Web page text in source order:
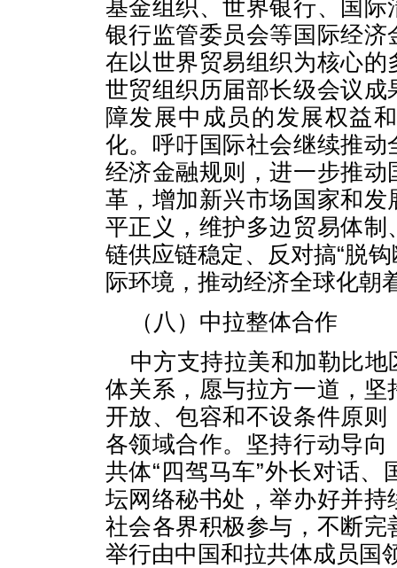
基金组织、世界银行、国
银行监管委员会等国际经
在以世界贸易组织为核心
世贸组织历届部长级会议
障发展中成员的发展权益
化。呼吁国际社会继续推
经济金融规则，进一步推
革，增加新兴市场国家和
平正义，维护多边贸易体
链供应链稳定、反对搞“脱
际环境，推动经济全球化朝
（八）中拉整体合作
中方支持拉美和加勒比
体关系，愿与拉方一道，
开放、包容和不设条件原
各领域合作。坚持行动导
共体“四驾马车”外长对话
坛网络秘书处，举办好并
社会各界积极参与，不断
举行由中国和拉共体成员国